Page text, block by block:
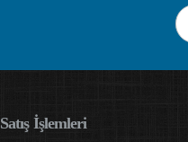
Satış İşlemleri